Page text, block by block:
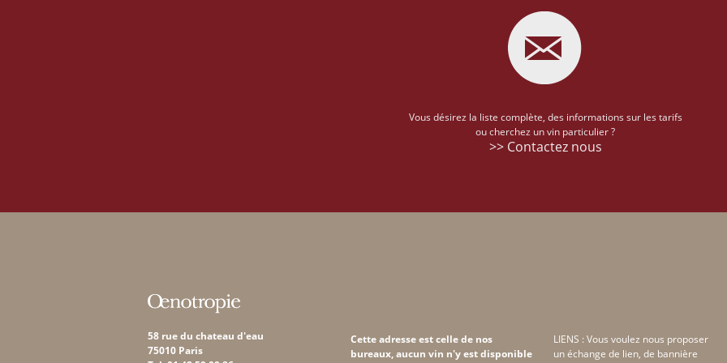
Vous désirez la liste complète, des informations sur les tarifs
ou cherchez un vin particulier ?
>> Contactez nous
58 rue du chateau d'eau
75010 Paris
Cette adresse est celle de nos
bureaux, aucun vin n'y est disponible
LIENS : Vous voulez nous proposer
un échange de lien, de bannière